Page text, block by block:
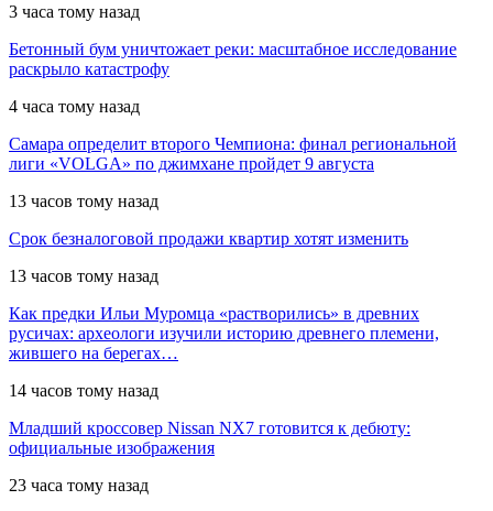
3 часа тому назад
Бетонный бум уничтожает реки: масштабное исследование
раскрыло катастрофу
4 часа тому назад
Самара определит второго Чемпиона: финал региональной
лиги «VOLGA» по джимхане пройдет 9 августа
13 часов тому назад
Срок безналоговой продажи квартир хотят изменить
13 часов тому назад
Как предки Ильи Муромца «растворились» в древних
русичах: археологи изучили историю древнего племени,
жившего на берегах…
14 часов тому назад
Младший кроссовер Nissan NX7 готовится к дебюту:
официальные изображения
23 часа тому назад